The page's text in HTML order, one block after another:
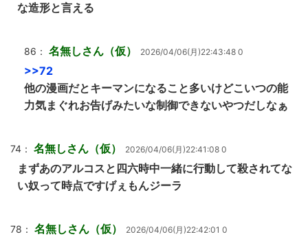
な造形と言える
86： 名無しさん（仮） 2026/04/06(月)22:43:48 0
>>72
他の漫画だとキーマンになること多いけどこいつの能
力気まぐれお告げみたいな制御できないやつだしなぁ
74： 名無しさん（仮） 2026/04/06(月)22:41:08 0
まずあのアルコスと四六時中一緒に行動して殺されてな
い奴って時点ですげぇもんジーラ
78： 名無しさん（仮） 2026/04/06(月)22:42:01 0